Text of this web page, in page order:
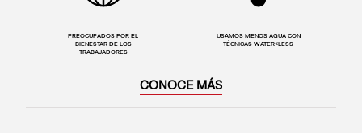
PREOCUPADOS POR EL
BIENESTAR DE LOS
TRABAJADORES
USAMOS MENOS AGUA CON
TÉCNICAS WATER<LESS
CONOCE MÁS